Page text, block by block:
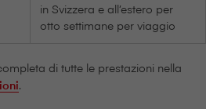
in Svizzera e all’estero per
otto settimane per viaggio
di tutte le prestazioni nella
.